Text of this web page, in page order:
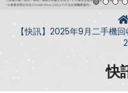
【快訊】2025年9月二手機
快